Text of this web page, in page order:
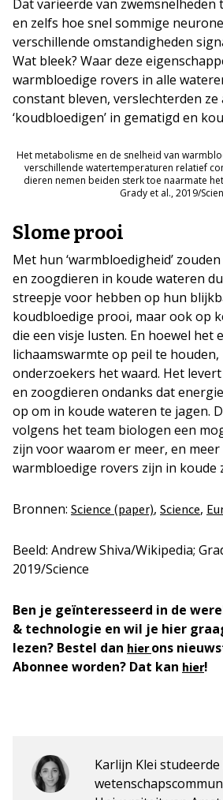
Dat varieerde van
en zelfs hoe snel sommige
verschillende omstandigheden
Wat bleek? Waar deze
warmbloedige rovers in alle
constant bleven, verslechterden ze
‘koudbloedigen’ in gematigd en
Het metabolisme en de snelheid van
verschillende watertemperaturen relatief
dieren nemen beiden sterk toe naarmate
Grady et al., 2019/
Slome prooi
Met hun ‘warmbloedigheid’
en zoogdieren in koude wateren
streepje voor hebben op hun
koudbloedige prooi, maar ook op
die een visje lusten. En hoewel het
lichaamswarmte op peil te
onderzoekers het waard. Het
en zoogdieren ondanks dat
op om in koude wateren te jagen.
volgens het team biologen een
zijn voor waarom er meer, en
warmbloedige rovers zijn in koude
Bronnen: Science (paper), Science,
Beeld: Andrew Shiva/Wikipedia;
2019/Science
Ben je geïnteresseerd in de
& technologie en wil je hier
lezen? Bestel dan hierons
Abonnee worden? Dat kan hier!
Karlijn Klei